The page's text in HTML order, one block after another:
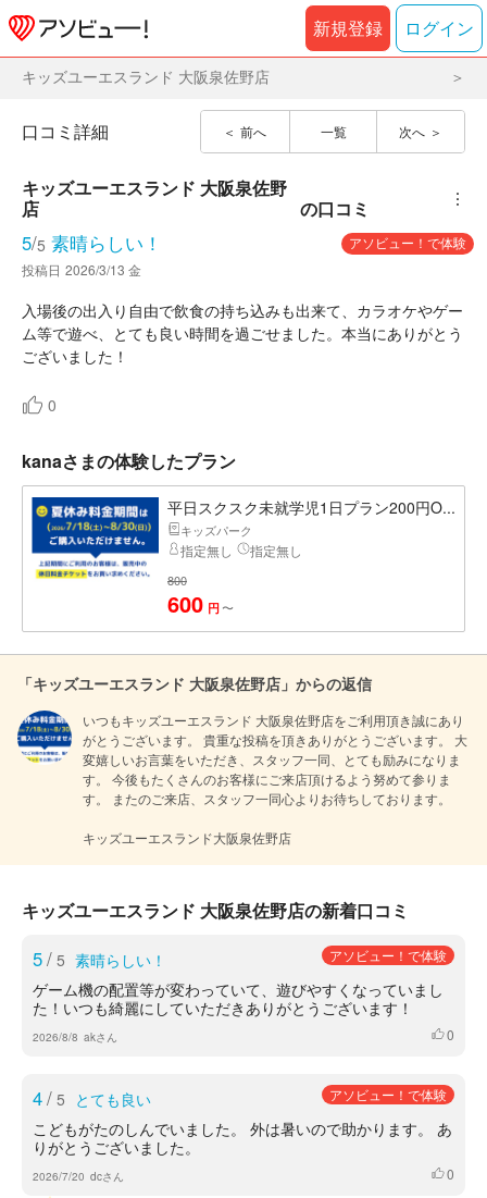
新規登録 ログイン
キッズユーエスランド 大阪泉佐野店
前へ 一覧 次へ
口コミ詳細
キッズユーエスランド 大阪泉佐野
店
の口コミ ︙
5/5 素晴らしい！
アソビュー！で体験
投稿日 2026/3/13 金
入場後の出入り自由で飲食の持ち込みも出来て、カラオケやゲー
ム等で遊べ、とても良い時間を過ごせました。本当にありがとう
ございました！
0
kanaさまの体験したプラン
平日スクスク未就学児1日プラン200円O...
キッズパーク
指定無し 指定無し
800
600 円 〜
「キッズユーエスランド 大阪泉佐野店」からの返信
いつもキッズユーエスランド 大阪泉佐野店をご利用頂き誠にあり
がとうございます。 貴重な投稿を頂きありがとうございます。 大
変嬉しいお言葉をいただき、スタッフ一同、とても励みになりま
す。 今後もたくさんのお客様にご来店頂けるよう努めて参りま
す。 またのご来店、スタッフ一同心よりお待ちしております。
キッズユーエスランド大阪泉佐野店
キッズユーエスランド 大阪泉佐野店の新着口コミ
5/ 5 素晴らしい！ アソビュー！で体験
ゲーム機の配置等が変わっていて、遊びやすくなっていまし
た！いつも綺麗にしていただきありがとうございます！
2026/8/8 akさん いいね
0
4/ 5 とても良い アソビュー！で体験
こどもがたのしんでいました。 外は暑いので助かります。 あ
りがとうございました。
2026/7/20 dcさん いいね
0